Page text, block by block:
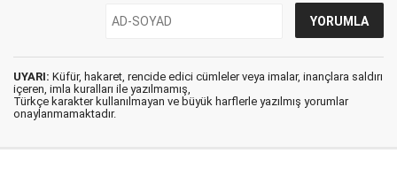
UYARI: Küfür, hakaret, rencide edici cümleler veya imalar, inançlara saldırı
içeren, imla kuralları ile yazılmamış,
Türkçe karakter kullanılmayan ve büyük harflerle yazılmış yorumlar
onaylanmamaktadır.